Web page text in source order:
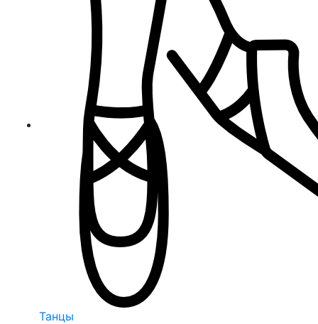
Танцы